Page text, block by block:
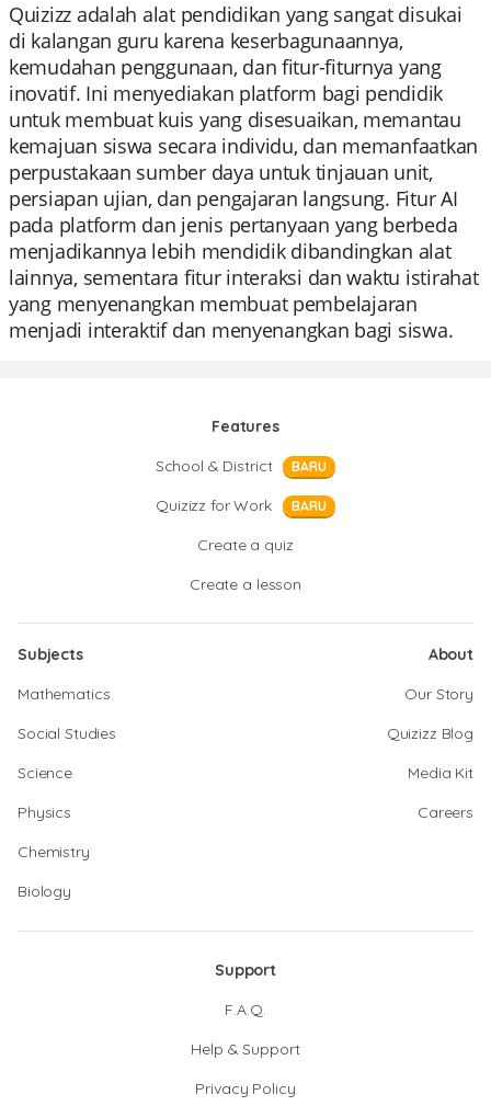
Quizizz adalah alat pendidikan yang sangat disukai
di kalangan guru karena keserbagunaannya,
kemudahan penggunaan, dan fitur-fiturnya yang
inovatif. Ini menyediakan platform bagi pendidik
untuk membuat kuis yang disesuaikan, memantau
kemajuan siswa secara individu, dan memanfaatkan
perpustakaan sumber daya untuk tinjauan unit,
persiapan ujian, dan pengajaran langsung. Fitur AI
pada platform dan jenis pertanyaan yang berbeda
menjadikannya lebih mendidik dibandingkan alat
lainnya, sementara fitur interaksi dan waktu istirahat
yang menyenangkan membuat pembelajaran
menjadi interaktif dan menyenangkan bagi siswa.
Features
School & District
BARU
Quizizz for Work BARU
Create a quiz
Create a lesson
Subjects
Mathematics
Social Studies
Science
Physics
Chemistry
Biology
About
Our Story
Quizizz Blog
Media Kit
Careers
Support
F.A.Q.
Help & Support
Privacy Policy